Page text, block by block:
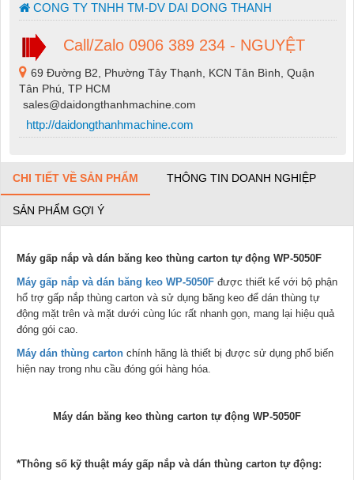
CONG TY TNHH TM-DV DAI DONG THANH
Call/Zalo 0906 389 234 - NGUYỆT
69 Đường B2, Phường Tây Thạnh, KCN Tân Bình, Quận
Tân Phú, TP HCM
sales@daidongthanhmachine.com
http://daidongthanhmachine.com
CHI TIẾT VỀ SẢN PHẨM THÔNG TIN DOANH NGHIỆP
SẢN PHẨM GỢI Ý
Máy gấp nắp và dán băng keo thùng carton tự động WP-5050F
Máy gấp nắp và dán băng keo WP-5050F được thiết kế với bộ phận
hổ trợ gấp nắp thùng carton và sử dụng băng keo để dán thùng tự
động mặt trên và mặt dưới cùng lúc rất nhanh gọn, mang lại hiệu quả
đóng gói cao.
Máy dán thùng carton chính hãng là thiết bị được sử dụng phổ biến
hiện nay trong nhu cầu đóng gói hàng hóa.
Máy dán băng keo thùng carton tự động WP-5050F
*Thông số kỹ thuật máy gấp nắp và dán thùng carton tự động: